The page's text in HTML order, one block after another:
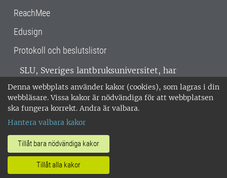
Denna webbplats använder kakor (cookies), som lagras i din
webbläsare. Vissa kakor är nödvändiga för att webbplatsen
ska fungera korrekt. Andra är valbara.
Hantera valbara kakor
Tillåt bara nödvändiga kakor
Tillåt alla kakor
ReachMee
Edusign
Protokoll och beslutslistor
SLU, Sveriges lantbruksuniversitet, har
verksamhet över hela Sverige. Huvudorter är
Alnarp, Uppsala och Umeå.SLU är
miljöcertifierat enligt ISO 14001. •
018-67 10 00 • Org nr: 202100-2817 •
Om SLU:s webbplatser
•Hantera kakor•Behandling av
personuppgifter